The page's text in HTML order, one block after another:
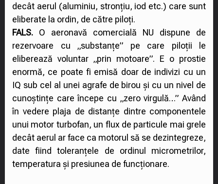
decât aerul (aluminiu, stronțiu, iod etc.) care sunt
eliberate la ordin, de către piloți.
FALS. O aeronavă comercială NU dispune de
rezervoare cu „substanțe” pe care piloții le
eliberează voluntar „prin motoare”. E o prostie
enormă, ce poate fi emisă doar de indivizi cu un
IQ sub cel al unei agrafe de birou și cu un nivel de
cunoștințe care începe cu „zero virgulă…” Având
în vedere plaja de distanțe dintre componentele
unui motor turbofan, un flux de particule mai grele
decât aerul ar face ca motorul să se dezintegreze,
date fiind toleranțele de ordinul micrometrilor,
temperatura și presiunea de funcționare.